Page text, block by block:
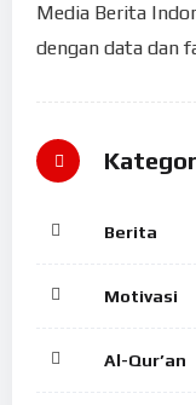
Media Berita
dengan data dan
Berita
Motivasi
Al-Qur’an